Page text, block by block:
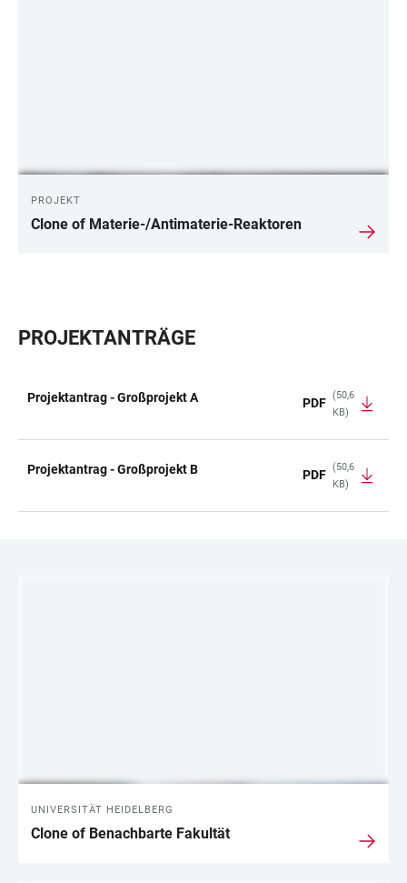
PROJEKT
Clone of Materie-/Antimaterie-Reaktoren
PROJEKTANTRÄGE
Projektantrag - Großprojekt A PDF
(50,6
KB)
Projektantrag - Großprojekt B PDF
(50,6
KB)
UNIVERSITÄT HEIDELBERG
Clone of Benachbarte Fakultät